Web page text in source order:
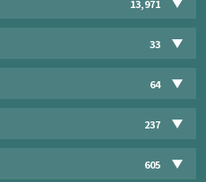
33
64
237
605